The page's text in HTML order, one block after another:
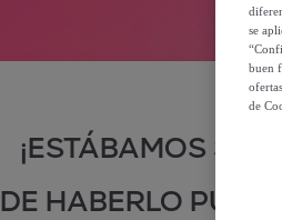
¡ESTÁBAMOS
DE HABERLO
se
buen
de